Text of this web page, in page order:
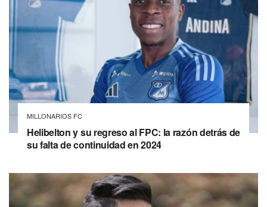
MILLONARIOS FC
Helibelton y su regreso al FPC: la razón detrás de
su falta de continuidad en 2024